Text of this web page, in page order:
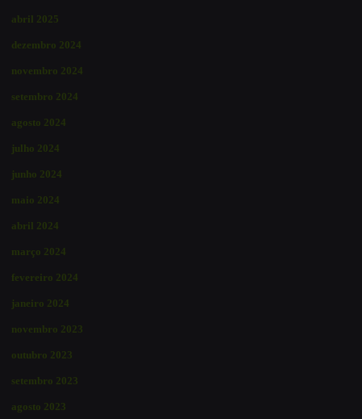
abril 2025
dezembro 2024
novembro 2024
setembro 2024
agosto 2024
julho 2024
junho 2024
maio 2024
abril 2024
março 2024
fevereiro 2024
janeiro 2024
novembro 2023
outubro 2023
setembro 2023
agosto 2023